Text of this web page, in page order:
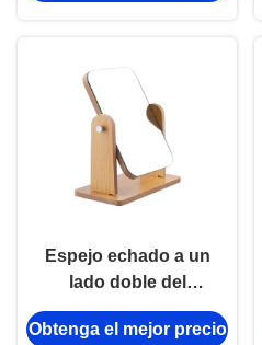
Espejo echado a un
lado doble del
maquillaje de la mesa
redonda del rectángulo
Obtenga el mejor precio